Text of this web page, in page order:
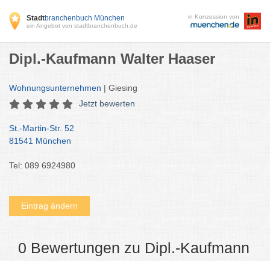
Stadtbranchenbuch München
ein Angebot von stadtbranchenbuch.de
in Konzession von
Dipl.-Kaufmann Walter Haaser
Wohnungsunternehmen | Giesing
Jetzt bewerten
St.-Martin-Str. 52
81541 München
Tel: 089 6924980
Eintrag ändern
0 Bewertungen zu Dipl.-Kaufmann